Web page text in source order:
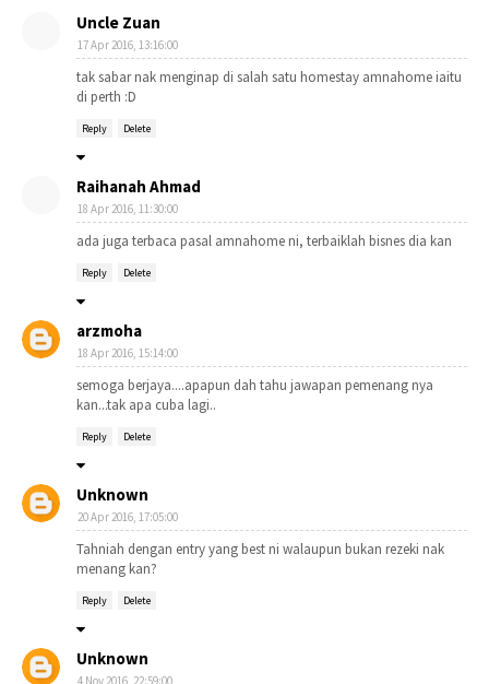
Uncle Zuan
17 Apr 2016, 13:16:00
tak sabar nak menginap di salah satu homestay amnahome iaitu
di perth :D
Reply Delete
Raihanah Ahmad
18 Apr 2016, 11:30:00
ada juga terbaca pasal amnahome ni, terbaiklah bisnes dia kan
Reply Delete
arzmoha
18 Apr 2016, 15:14:00
semoga berjaya....apapun dah tahu jawapan pemenang nya
kan...tak apa cuba lagi..
Reply Delete
Unknown
20 Apr 2016, 17:05:00
Tahniah dengan entry yang best ni walaupun bukan rezeki nak
menang kan?
Reply Delete
Unknown
4 Nov 2016, 22:59:00